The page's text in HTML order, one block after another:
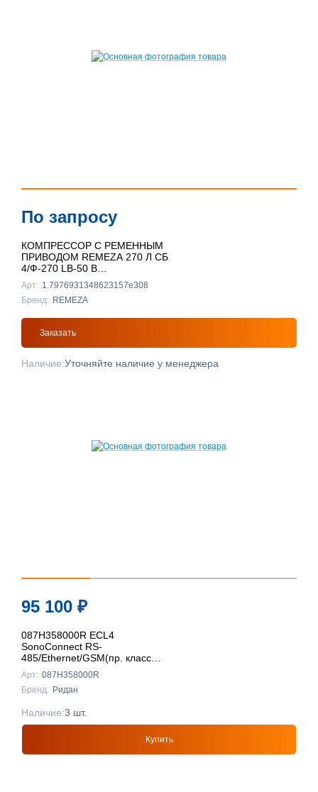
По запросу
КОМПРЕССОР С РЕМЕННЫМ
ПРИВОДОМ REMEZA 270 Л СБ
4/Ф-270 LB-50 В
ВЕРТИКАЛЬНЫЙ
Арт: 1.7976931348623157e308
Бренд: REMEZA
Заказать
Наличие:Уточняйте наличие у менеджера
95 100 ₽
087H358000R ECL4
SonoConnect RS-
485/Ethernet/GSM(пр. класс
0801708016), Ридан
Арт: 087H358000R
Бренд: Ридан
Купить
Наличие:3 шт.